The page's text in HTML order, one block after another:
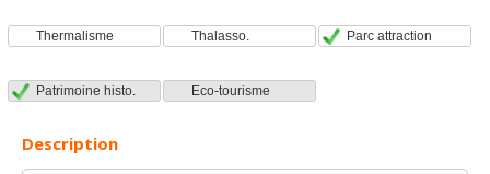
Thermalisme Thalasso. Parc attraction
Patrimoine histo. Eco-tourisme
Description